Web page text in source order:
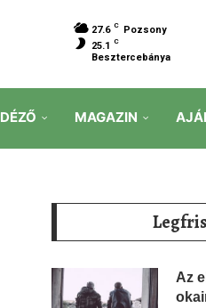
27.6 C Pozsony
25.1 C
Besztercebánya
MAGAZIN
Az